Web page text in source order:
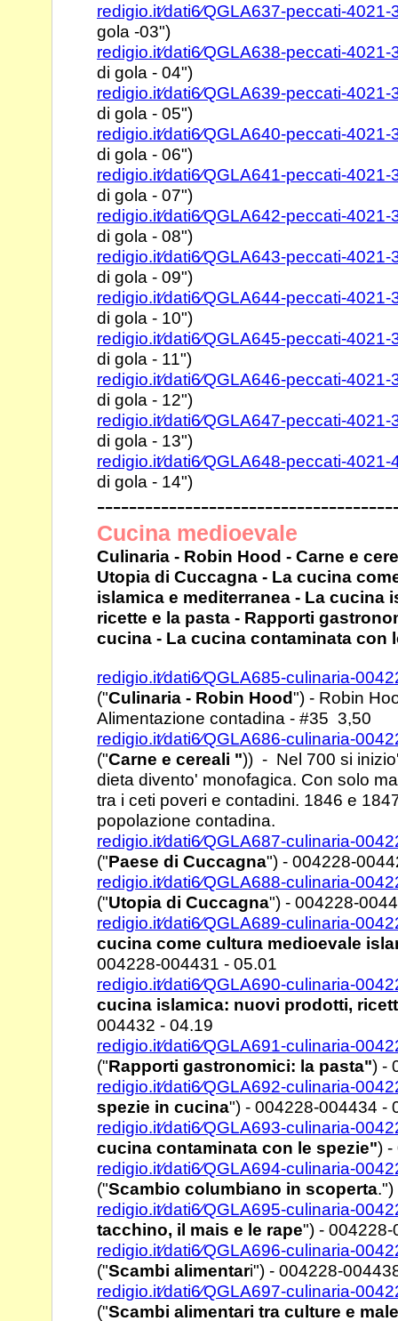
redigio.it⁄dati6⁄QGLA637-peccati-
gola -03")
redigio.it⁄dati6⁄QGLA638-peccati-
di gola - 04")
redigio.it⁄dati6⁄QGLA639-peccati-
di gola - 05")
redigio.it⁄dati6⁄QGLA640-peccati-
di gola - 06")
redigio.it⁄dati6⁄QGLA641-peccati-
di gola - 07")
redigio.it⁄dati6⁄QGLA642-peccati-
di gola - 08")
redigio.it⁄dati6⁄QGLA643-peccati-
di gola - 09")
redigio.it⁄dati6⁄QGLA644-peccati-
di gola - 10")
redigio.it⁄dati6⁄QGLA645-peccati-
di gola - 11")
redigio.it⁄dati6⁄QGLA646-peccati-
di gola - 12")
redigio.it⁄dati6⁄QGLA647-peccati-
di gola - 13")
redigio.it⁄dati6⁄QGLA648-peccati-
di gola - 14")
Cucina medioevale
Culinaria - Robin Hood - Carne e
Utopia di Cuccagna - La cucina
islamica e mediterranea - La cucina
ricette e la pasta - Rapporti
cucina - La cucina contaminata con
redigio.it⁄dati6⁄QGLA685-culinaria-
("Culinaria - Robin Hood") - Robin
Alimentazione contadina - #35 3,50
redigio.it⁄dati6⁄QGLA686-culinaria-
("Carne e cereali ")) - Nel 700 si
dieta divento' monofagica. Con solo
tra i ceti poveri e contadini. 1846 e
popolazione contadina.
redigio.it⁄dati6⁄QGLA687-culinaria-
("Paese di Cuccagna") - 004228-
redigio.it⁄dati6⁄QGLA688-culinaria-
("Utopia di Cuccagna") - 004228-
redigio.it⁄dati6⁄QGLA689-culinaria-
cucina come cultura medioevale
004228-004431 - 05.01
redigio.it⁄dati6⁄QGLA690-culinaria-
cucina islamica: nuovi prodotti,
004432 - 04.19
redigio.it⁄dati6⁄QGLA691-culinaria-
("Rapporti gastronomici: la pasta") -
redigio.it⁄dati6⁄QGLA692-culinaria-
spezie in cucina") - 004228-004434 -
redigio.it⁄dati6⁄QGLA693-culinaria-
cucina contaminata con le spezie") -
redigio.it⁄dati6⁄QGLA694-culinaria-
("Scambio columbiano in scoperta
redigio.it⁄dati6⁄QGLA695-culinaria-
tacchino, il mais e le rape") -
redigio.it⁄dati6⁄QGLA696-culinaria-
("Scambi alimentari") - 004228-
redigio.it⁄dati6⁄QGLA697-culinaria-
("Scambi alimentari tra culture e